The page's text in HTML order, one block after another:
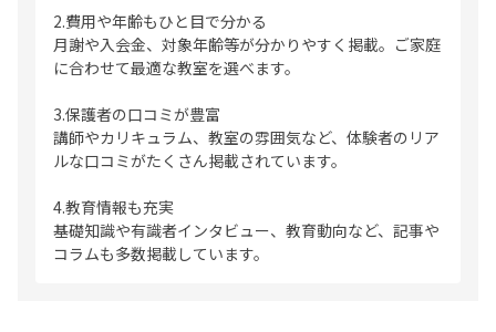
2.費用や年齢もひと目で分かる
月謝や入会金、対象年齢等が分かりやすく掲載。ご家庭
に合わせて最適な教室を選べます。
3.保護者の口コミが豊富
講師やカリキュラム、教室の雰囲気など、体験者のリア
ルな口コミがたくさん掲載されています。
4.教育情報も充実
基礎知識や有識者インタビュー、教育動向など、記事や
コラムも多数掲載しています。